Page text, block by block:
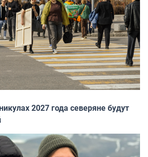
2027 года северяне будут